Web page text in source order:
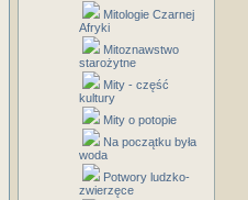
Mitologie Czarnej
Afryki
Mitoznawstwo
starożytne
Mity - część
kultury
Mity o potopie
Na początku była
woda
Potwory ludzko-
zwierzęce